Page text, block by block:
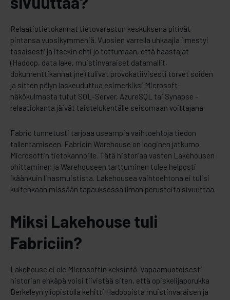
Relaatiotietokannat tietovaraston keskuksena pitivät
pintansa vuosikymmeniä. Vuosien varrella uhkaajia ilmestyi
tasaisesti ja itsekin ehti jo tottumaan, että haastajat
(Hadoop, data lake, muistinvaraiset datamallit,
dokumenttikannat jne) tulivat provokatiivisesti torvet soiden
ja sitten pölyn laskeuduttua esimerkiksi Microsoft-
näkökulmasta tutut SQL-Server, AzureSQL tai Synapse -
relaatiokanta jäivät taistelukentälle seisomaan voittajana.
Fabric tunnetusti tarjoaa useampia vaihtoehtoja tiedon
tallentamiseen. Fabricin Warehouse on looginen jatkumo
Microsoftin tietokannoille. Tätä historiaa vasten Lakehousen
ohittaminen ja Warehouseen tarttuminen tulee helposti
ikäänkuin lihasmuistista. Lakehousea vaihtoehtona ei tulisi
kuitenkaan missään tapauksessa ilman perusteita sivuuttaa.
Miksi Lakehouse tuli
Fabriciin?
Lakehouse ei ole Microsoftin keksintö. Vapaamuotoisesti
historian ehkäpä voisi tiivistää siten, että opiskelijaporukka
Berkeleyn yliopistolla kehitti Hadoopista muistinvaraisen ja